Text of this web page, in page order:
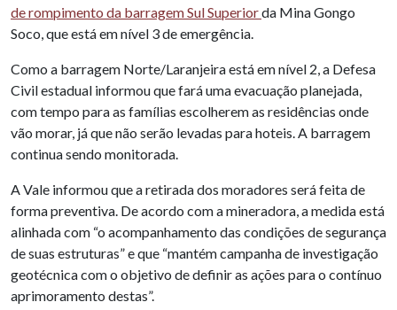
de rompimento da barragem Sul Superiorda Mina Gongo
Soco, que está em nível 3 de emergência.
Como a barragem Norte/Laranjeira está em nível 2, a Defesa
Civil estadual informou que fará uma evacuação planejada,
com tempo para as famílias escolherem as residências onde
vão morar, já que não serão levadas para hoteis. A barragem
continua sendo monitorada.
A Vale informou que a retirada dos moradores será feita de
forma preventiva. De acordo com a mineradora, a medida está
alinhada com “o acompanhamento das condições de segurança
de suas estruturas” e que “mantém campanha de investigação
geotécnica com o objetivo de definir as ações para o contínuo
aprimoramento destas”.